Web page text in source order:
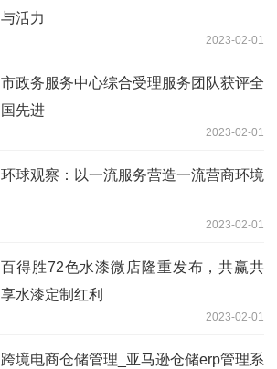
与活力
2023-02-01
市政务服务中心综合受理服务团队获评全
国先进
2023-02-01
环球观察：以一流服务营造一流营商环境
2023-02-01
百得胜72色水漆微店隆重发布，共赢共
享水漆定制红利
2023-02-01
跨境电商仓储管理_亚马逊仓储erp管理系